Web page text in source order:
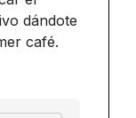
dándote
café.